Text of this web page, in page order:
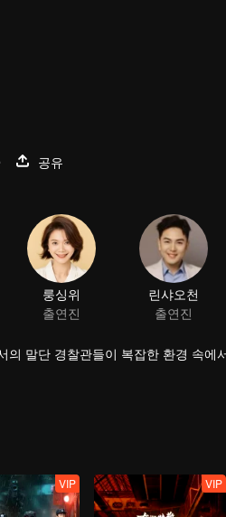
공유
룽싱위
출연진
린샤오천
출연진
의 말단 경찰관들이 복잡한 환경 속
VIP VIP